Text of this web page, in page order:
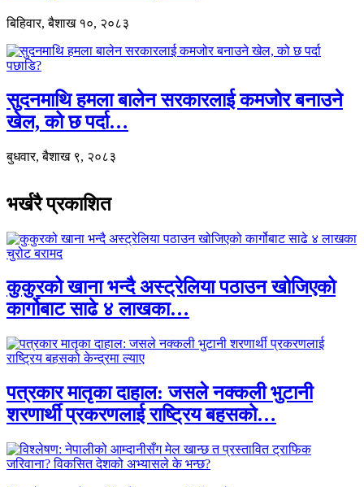
बिहिवार, बैशाख १०, २०८३
सुदनमाथि हमला बालेन सरकारलाई कमजोर बनाउने
खेल, को छ पर्दा…
बुधवार, बैशाख ९, २०८३
भर्खरै प्रकाशित
कुकुरको खाना भन्दै अस्ट्रेलिया पठाउन खोजिएको
कार्गोबाट साढे ४ लाखका…
पत्रकार मातृका दाहाल: जसले नक्कली भुटानी
शरणार्थी प्रकरणलाई राष्ट्रिय बहसको…